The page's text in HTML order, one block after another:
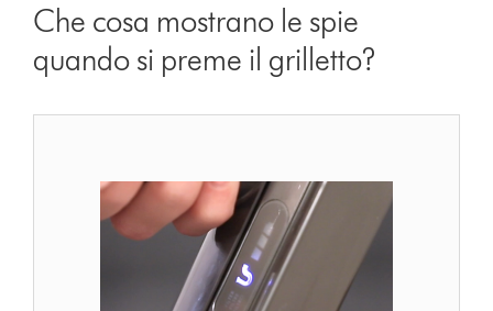
Che cosa mostrano le spie
quando si preme il grilletto?